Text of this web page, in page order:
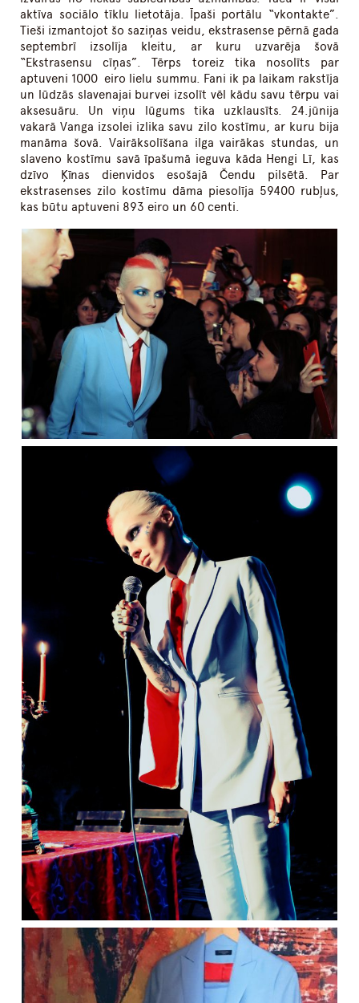
aktīva sociālo tīklu lietotāja. Īpaši portālu “vkontakte”.
Tieši izmantojot šo saziņas veidu, ekstrasense pērnā gada
septembrī izsolīja kleitu, ar kuru uzvarēja šovā
“Ekstrasensu cīņas”. Tērps toreiz tika nosolīts par
aptuveni 1000 eiro lielu summu. Fani ik pa laikam rakstīja
un lūdzās slavenajai burvei izsolīt vēl kādu savu tērpu vai
aksesuāru. Un viņu lūgums tika uzklausīts. 24.jūnija
vakarā Vanga izsolei izlika savu zilo kostīmu, ar kuru bija
manāma šovā. Vairāksolīšana ilga vairākas stundas, un
slaveno kostīmu savā īpašumā ieguva kāda Hengi Lī, kas
dzīvo Ķīnas dienvidos esošajā Čendu pilsētā. Par
ekstrasenses zilo kostīmu dāma piesolīja 59400 rubļus,
kas būtu aptuveni 893 eiro un 60 centi.